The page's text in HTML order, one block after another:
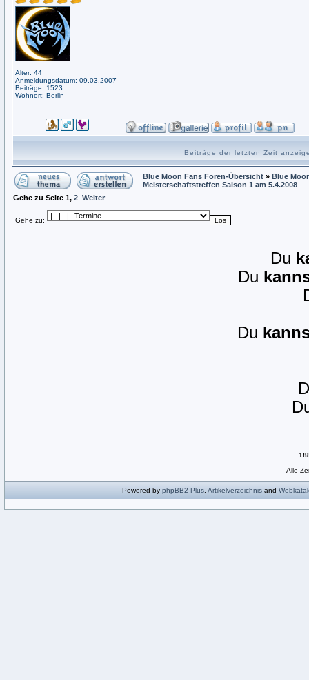
Alter: 44
Anmeldungsdatum: 09.03.2007
Beiträge: 1523
Wohnort: Berlin
Beiträge der letzten Zeit
Blue Moon Fans Foren-Übersicht » Blue
Meisterschaftstreffen Saison 1 am 5.4.2008
Gehe zu Seite 1, 2 Weiter
Gehe zu:
Du
Du
Du
Alle
Powered by phpBB2 Plus Artikelverzeichnis and